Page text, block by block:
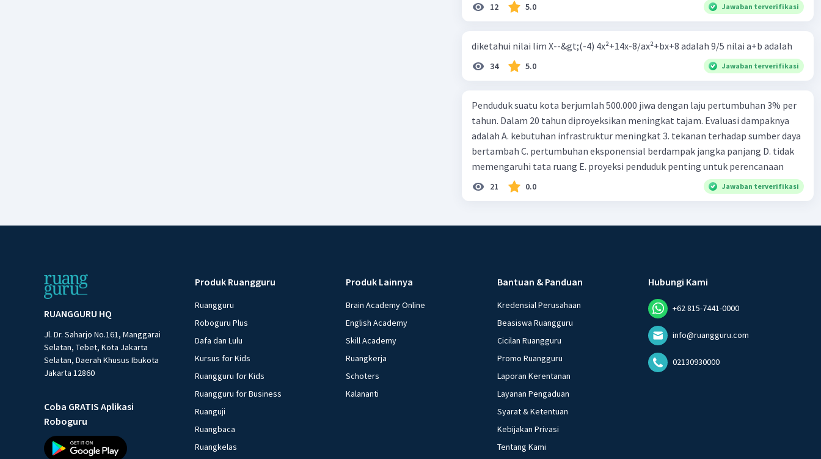
12 5.0 Jawaban terverifikasi
diketahui nilai lim X--&gt;(-4) 4x²+14x-8/ax²+bx+8 adalah 9/5 nilai a+b adalah
34 5.0 Jawaban terverifikasi
Penduduk suatu kota berjumlah 500.000 jiwa dengan laju pertumbuhan 3% per
tahun. Dalam 20 tahun diproyeksikan meningkat tajam. Evaluasi dampaknya
adalah A. kebutuhan infrastruktur meningkat 3. tekanan terhadap sumber daya
bertambah C. pertumbuhan eksponensial berdampak jangka panjang D. tidak
memengaruhi tata ruang E. proyeksi penduduk penting untuk perencanaan
21 0.0 Jawaban terverifikasi
RUANGGURU HQ
Jl. Dr. Saharjo No.161, Manggarai
Selatan, Tebet, Kota Jakarta
Selatan, Daerah Khusus Ibukota
Jakarta 12860
Coba GRATIS Aplikasi
Roboguru
Produk Ruangguru
Ruangguru
Roboguru Plus
Dafa dan Lulu
Kursus for Kids
Ruangguru for Kids
Ruangguru for Business
Ruanguji
Ruangbaca
Ruangkelas
Produk Lainnya
Brain Academy Online
English Academy
Skill Academy
Ruangkerja
Schoters
Kalananti
Bantuan & Panduan
Kredensial Perusahaan
Beasiswa Ruangguru
Cicilan Ruangguru
Promo Ruangguru
Laporan Kerentanan
Layanan Pengaduan
Syarat & Ketentuan
Kebijakan Privasi
Tentang Kami
Hubungi Kami
+62 815-7441-0000
info@ruangguru.com
02130930000